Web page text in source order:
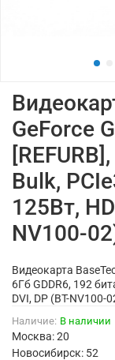
Наличие: В наличии
GeForce
Bulk,
125Вт,
NV100-
Москва: 20
Новосибирск: 52
Видеокарта
6Гб GDDR6, 192
DVI, DP (BT-NV100-